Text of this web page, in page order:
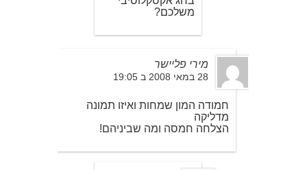
משלכם?
מירי פליישר
28 במאי 2008 ב 19:05
חמודה המון שמחות ואיזו תמונה
מדליקה
הצלחה חמסה ומה שביניהם!